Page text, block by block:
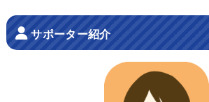
サポーター紹介